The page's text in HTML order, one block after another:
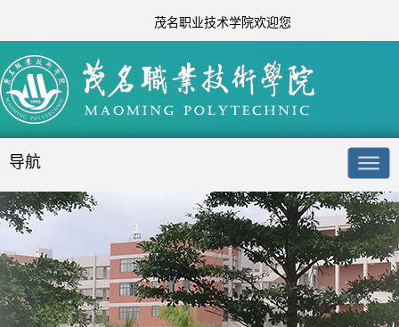
茂名职业技术学院欢迎您
导航